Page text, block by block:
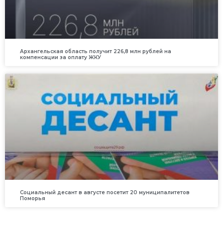
Архангельская область получит 226,8 млн рублей на
компенсации за оплату ЖКУ
Социальный десант в августе посетит 20 муниципалитетов
Поморья